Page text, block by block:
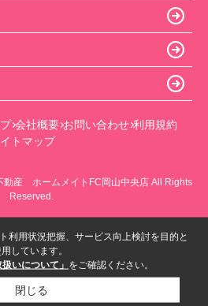
会社概要 お問い合わせ 利用規約
トマップ
動産 ホームメイトFC岡山中央店 All Rights
Reserved.
利用状況把握、サービス向上検討を目的と
しています。
いについて」 をご確認ください。
閉じる